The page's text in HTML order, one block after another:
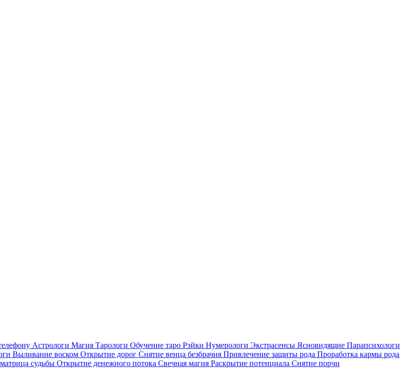
Астрологи Магия Тарологи Обучение таро Рэйки Нумерологи Экстрасенсы Ясновидящие Парапсихологи
Выливание воском Открытие дорог Снятие венца безбрачия Привлечение защиты рода Проработка кармы рода
судьбы Открытие денежного потока Свечная магия Раскрытие потенциала Снятие порчи